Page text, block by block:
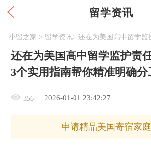
留学资讯
小留之家 > 留学资讯>
还在为美国高中留学监护责
3个实用指南帮你精准明确分
356 2026-01-01 23:42:27
申请精品美国寄宿家